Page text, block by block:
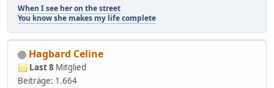
When I see her on the street
You know she makes my life complete
Hagbard Celine
Last 8 Mitglied
Beiträge: 1.664